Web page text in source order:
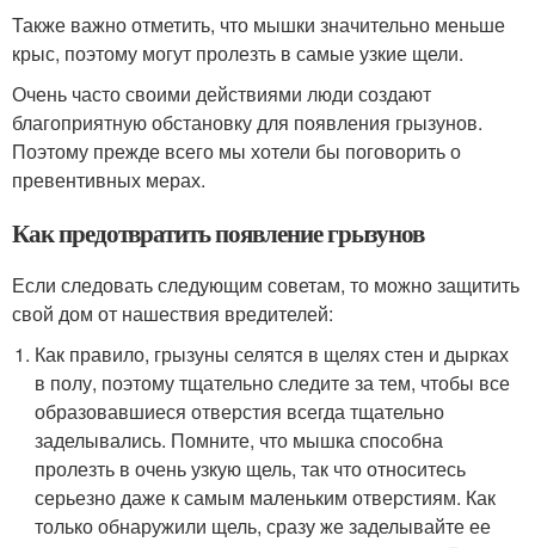
Также важно отметить, что мышки значительно меньше
крыс, поэтому могут пролезть в самые узкие щели.
Очень часто своими действиями люди создают
благоприятную обстановку для появления грызунов.
Поэтому прежде всего мы хотели бы поговорить о
превентивных мерах.
Как предотвратить появление грызунов
Если следовать следующим советам, то можно защитить
свой дом от нашествия вредителей:
Как правило, грызуны селятся в щелях стен и дырках
в полу, поэтому тщательно следите за тем, чтобы все
образовавшиеся отверстия всегда тщательно
заделывались. Помните, что мышка способна
пролезть в очень узкую щель, так что относитесь
серьезно даже к самым маленьким отверстиям. Как
только обнаружили щель, сразу же заделывайте ее